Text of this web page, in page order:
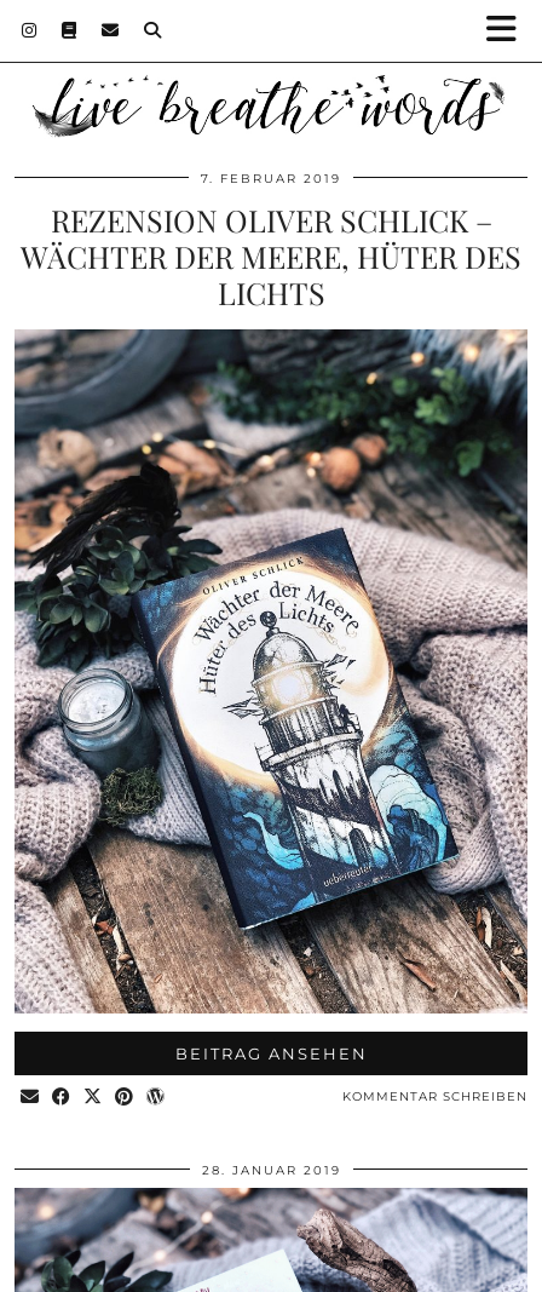
7. FEBRUAR 2019
REZENSION OLIVER SCHLICK –
WÄCHTER DER MEERE, HÜTER DES
LICHTS
BEITRAG ANSEHEN
KOMMENTAR SCHREIBEN
28. JANUAR 2019